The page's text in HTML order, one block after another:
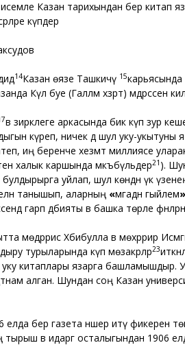
исемле Казан тарихындан бер китап
күпдер.
14 15карьясында
күреп, ничек дә шул уку-укытуны
иң беренче хезмәт миллиясе
халык каршында мәкъбүльдер21 ).
булдырырга уйлап, шул көндән үк
белән танышып, аларның «мәгадән гыйлем»
гарәп әдәбияты вә башка төрле
мөдәррис Хәбибулла вә мөхәррир
турыларында күп мөзакәрәләр23
китаплары язарга башламышдыр. Ул
алган. Шундан соң Казан
елда бер газета нәшер итү фикеренә
тырыш вә идарәгә осталыгындан 1906